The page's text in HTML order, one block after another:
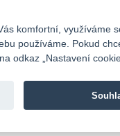
Fio banka
komfortní, využíváme
používáme. Pokud
odkaz „Nastavení